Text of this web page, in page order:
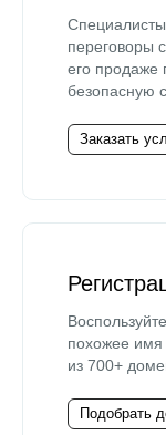
переговоры
его продаже
безопасную
Заказать
похожее имя
из 700+
Подобрать